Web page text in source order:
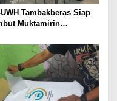
Tambakberas Siap
Muktamirin